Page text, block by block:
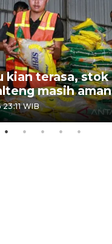
kian terasa, stok
masih aman
WIB